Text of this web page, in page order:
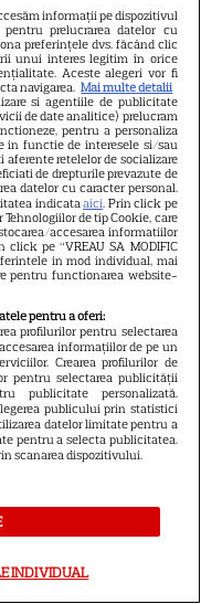
a
în România!
și-a luat Adio
și a murit! Am
și nu ne mai
șoc! Ce i s-a
crunt
informații pe dispozitivul
prelucrarea datelor cu
preferințele dvs. făcând clic
unui interes legitim în orice
Aceste alegeri vor fi
navigarea. Mai multe detalii
si agentiile de publicitate
de date analitice) prelucram
pentru a personaliza
in functie de interesele si/sau
retelelor de socializare
de drepturile prevazute de
datelor cu caracter personal.
indicataaici. Prin click pe
Tehnologiilor de tip Cookie, care
accesarea informatiilor
pe “VREAU SA MODIFIC
in mod individual, mai
pentru functionarea website-
pentru a oferi:
profilurilor pentru selectarea
informațiilor de pe un
Crearea profilurilor de
pentru selectarea publicității
publicitate personalizată.
publicului prin statistici
datelor limitate pentru a
pentru a selecta publicitatea.
scanarea dispozitivului.
INDIVIDUAL